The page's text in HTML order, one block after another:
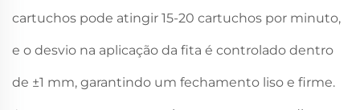
cartuchos pode atingir 15-20 cartuchos por minuto,
e o desvio na aplicação da fita é controlado dentro
de ±1 mm, garantindo um fechamento liso e firme.